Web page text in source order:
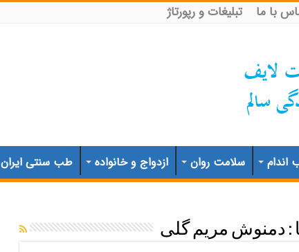
با ما تبلیغات و رپورتاژ
اندام سلامت روان ازدواج و خانواده طب سنتی ایران
: دمنوش مریم گلی